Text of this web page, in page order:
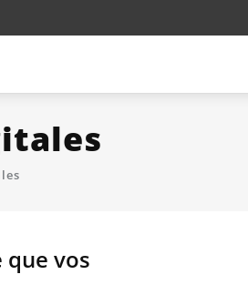
vos